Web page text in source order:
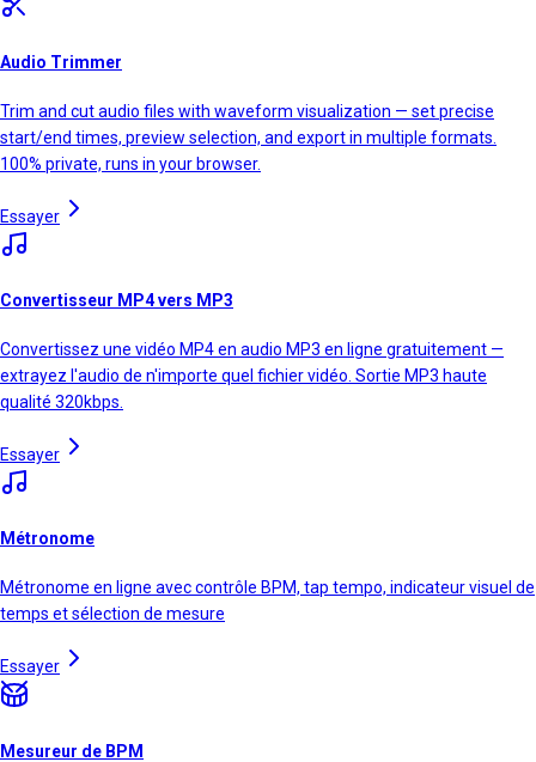
Audio Trimmer
Trim and cut audio files with waveform visualization — set precise
start/end times, preview selection, and export in multiple formats.
100% private, runs in your browser.
Essayer
Convertisseur MP4 vers MP3
Convertissez une vidéo MP4 en audio MP3 en ligne gratuitement —
extrayez l'audio de n'importe quel fichier vidéo. Sortie MP3 haute
qualité 320kbps.
Essayer
Métronome
Métronome en ligne avec contrôle BPM, tap tempo, indicateur visuel de
temps et sélection de mesure
Essayer
Mesureur de BPM